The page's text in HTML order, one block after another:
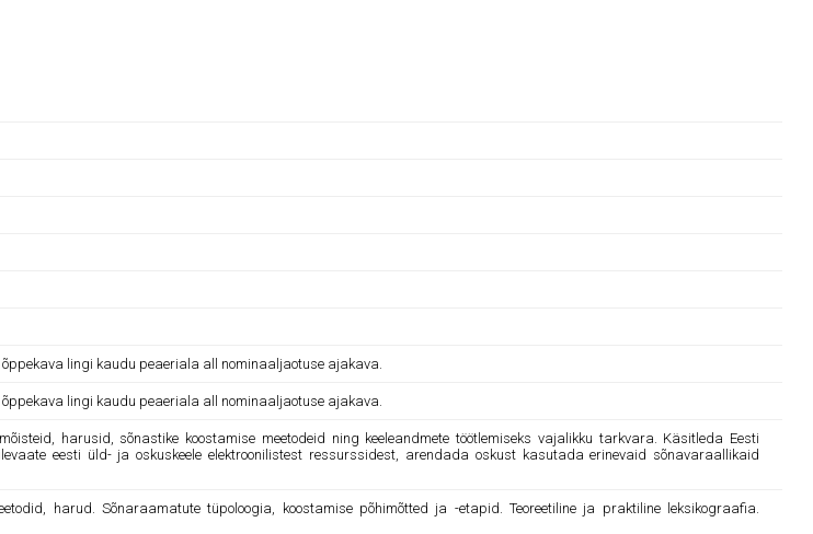
õppekava lingi kaudu peaeriala all nominaaljaotuse ajakava.
õppekava lingi kaudu peaeriala all nominaaljaotuse ajakava.
harusid, sõnastike koostamise meetodeid ning keeleandmete töötlemiseks vajalikku tarkvara. Käsitleda Eesti
eesti üld- ja oskuskeele elektroonilistest ressurssidest, arendada oskust kasutada erinevaid sõnavaraallikaid
harud. Sõnaraamatute tüpoloogia, koostamise põhimõtted ja -etapid. Teoreetiline ja praktiline leksikograafia.